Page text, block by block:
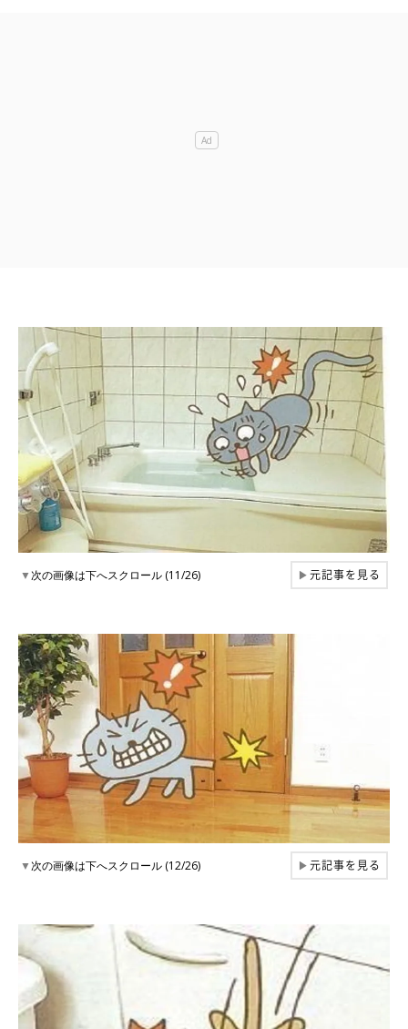
▼次の画像は下へスクロール (11/26) ▶元記事を見る
▼次の画像は下へスクロール (12/26) ▶元記事を見る